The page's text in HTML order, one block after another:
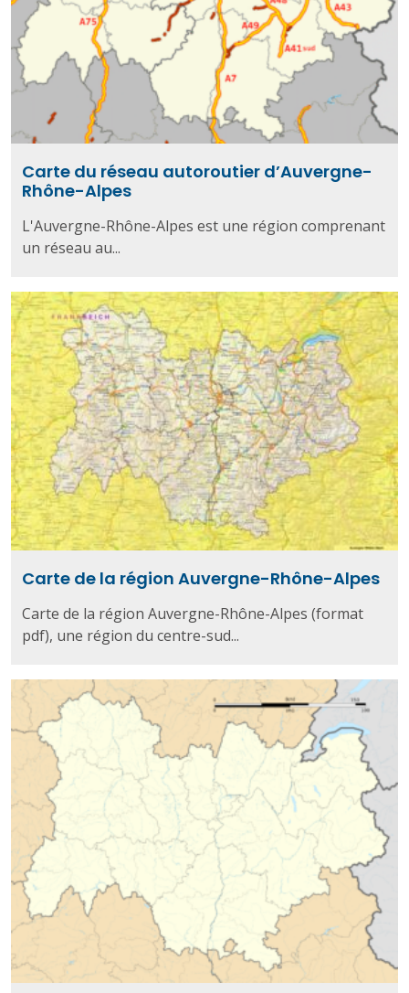
Carte du réseau autoroutier d’Auvergne-
Rhône-Alpes
L'Auvergne-Rhône-Alpes est une région comprenant
un réseau au...
Carte de la région Auvergne-Rhône-Alpes
Carte de la région Auvergne-Rhône-Alpes (format
pdf), une région du centre-sud...